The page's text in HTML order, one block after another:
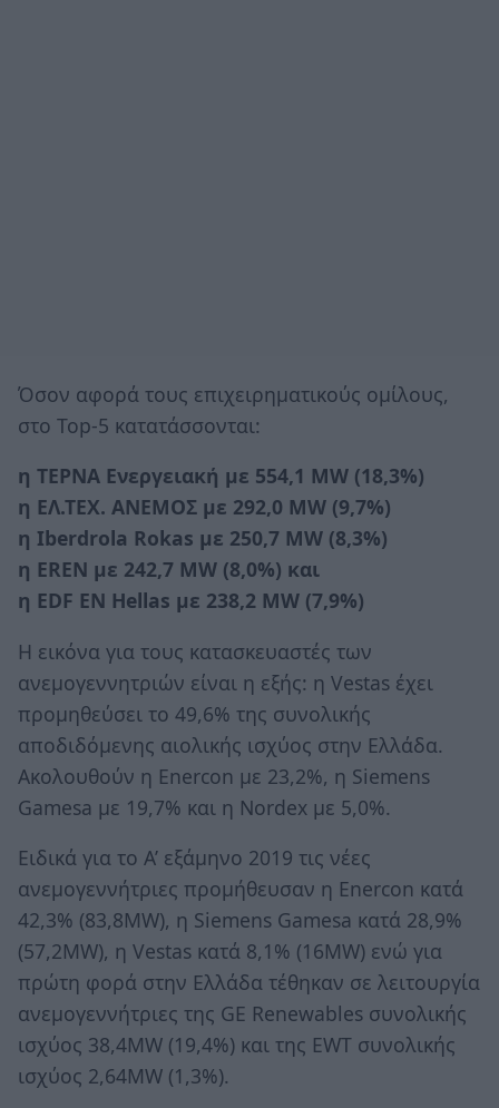
Όσον αφορά τους επιχειρηματικούς ομίλους,
στο Top-5 κατατάσσονται:
η ΤΕΡΝΑ Ενεργειακή με 554,1 MW (18,3%)
η ΕΛ.ΤΕΧ. ΑΝΕΜΟΣ με 292,0 MW (9,7%)
η Iberdrola Rokas με 250,7 MW (8,3%)
η EREN με 242,7 MW (8,0%) και
η EDF ΕΝ Hellas με 238,2 MW (7,9%)
H εικόνα για τους κατασκευαστές των
ανεμογεννητριών είναι η εξής: η Vestas έχει
προμηθεύσει το 49,6% της συνολικής
αποδιδόμενης αιολικής ισχύος στην Ελλάδα.
Ακολουθούν η Enercon με 23,2%, η Siemens
Gamesa με 19,7% και η Nordex με 5,0%.
Ειδικά για το Α’ εξάμηνο 2019 τις νέες
ανεμογεννήτριες προμήθευσαν η Enercon κατά
42,3% (83,8MW), η Siemens Gamesa κατά 28,9%
(57,2ΜW), η Vestas κατά 8,1% (16ΜW) ενώ για
πρώτη φορά στην Ελλάδα τέθηκαν σε λειτουργία
ανεμογεννήτριες της GE Renewables συνολικής
ισχύος 38,4MW (19,4%) και της EWT συνολικής
ισχύος 2,64MW (1,3%).